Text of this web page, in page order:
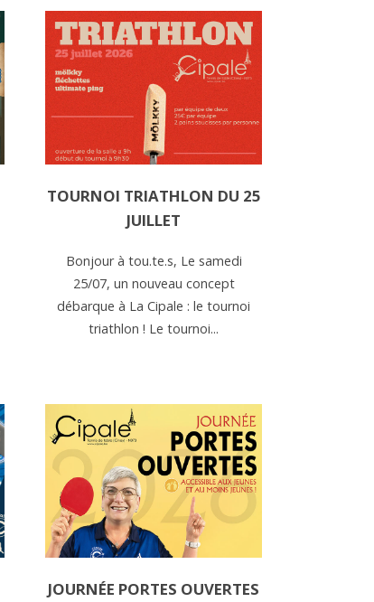
TOURNOI TRIATHLON DU 25
JUILLET
Bonjour à tou.te.s, Le samedi
25/07, un nouveau concept
débarque à La Cipale : le tournoi
triathlon ! Le tournoi...
JOURNÉE PORTES OUVERTES